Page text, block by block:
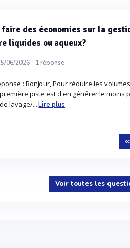
faire des économies sur la
liquides ou aqueux?
06/2026 - 1réponse
: Bonjour, Pour réduire les
piste est d'en générer le moins
lavage/...Lire plus
Voir toutes les